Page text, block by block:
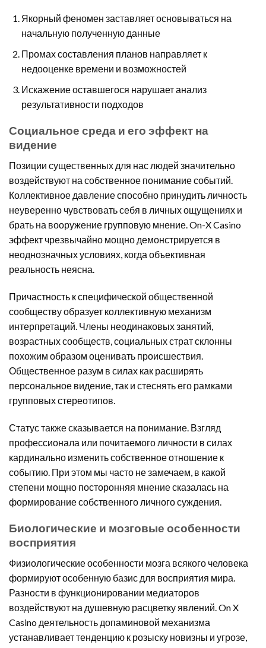
Якорный феномен заставляет основываться на
начальную полученную данные
Промах составления планов направляет к
недооценке времени и возможностей
Искажение оставшегося нарушает анализ
результативности подходов
Социальное среда и его эффект на
видение
Позиции существенных для нас людей значительно
воздействуют на собственное понимание событий.
Коллективное давление способно принудить личность
неуверенно чувствовать себя в личных ощущениях и
брать на вооружение групповую мнение. On-X Casino
эффект чрезвычайно мощно демонстрируется в
неоднозначных условиях, когда объективная
реальность неясна.
Причастность к специфической общественной
сообществу образует коллективную механизм
интерпретаций. Члены неодинаковых занятий,
возрастных сообществ, социальных страт склонны
похожим образом оценивать происшествия.
Общественное разум в силах как расширять
персональное видение, так и стеснять его рамками
групповых стереотипов.
Статус также сказывается на понимание. Взгляд
профессионала или почитаемого личности в силах
кардинально изменить собственное отношение к
событию. При этом мы часто не замечаем, в какой
степени мощно посторонняя мнение сказалась на
формирование собственного личного суждения.
Биологические и мозговые особенности
восприятия
Физиологические особенности мозга всякого человека
формируют особенную базис для восприятия мира.
Разности в функционировании медиаторов
воздействуют на душевную расцветку явлений. On X
Casino деятельность допаминовой механизма
устанавливает тенденцию к розыску новизны и угрозе,